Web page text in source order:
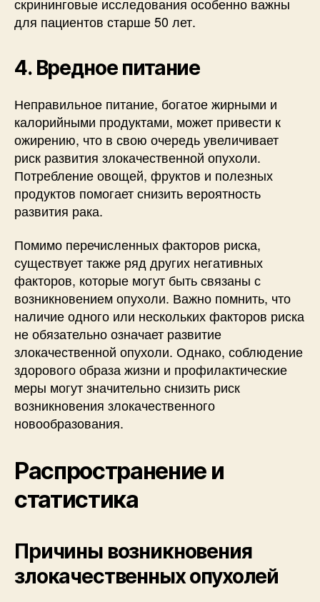
для пациентов старше 50 лет.
4. Вредное питание
Неправильное питание, богатое жирными и
калорийными продуктами, может привести к
ожирению, что в свою очередь увеличивает
риск развития злокачественной опухоли.
Потребление овощей, фруктов и полезных
продуктов помогает снизить вероятность
развития рака.
Помимо перечисленных факторов риска,
существует также ряд других негативных
факторов, которые могут быть связаны с
возникновением опухоли. Важно помнить, что
наличие одного или нескольких факторов риска
не обязательно означает развитие
злокачественной опухоли. Однако, соблюдение
здорового образа жизни и профилактические
меры могут значительно снизить риск
возникновения злокачественного
новообразования.
Распространение и
статистика
Причины возникновения
злокачественных опухолей